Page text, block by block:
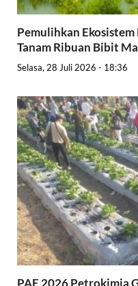
Pemulihkan
Tanam Ribuan Bibit
Selasa, 28 Juli 2026 - 18:36
PAE 2026 Petrokimia